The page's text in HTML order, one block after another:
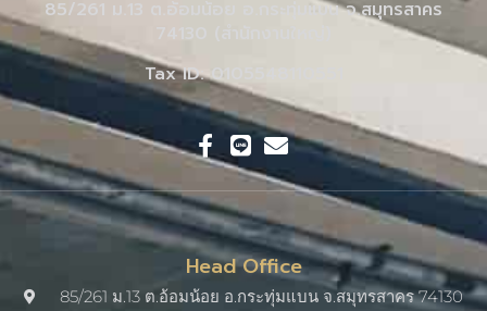
85/261 ม.13 ต.อ้อมน้อย อ.กระทุ่มแบน จ.สมุทรสาคร
74130 (สำนักงานใหญ่)
Tax ID: 0105548110551
Head Office
85/261 ม.13 ต.อ้อมน้อย อ.กระทุ่มแบน จ.สมุทรสาคร 74130